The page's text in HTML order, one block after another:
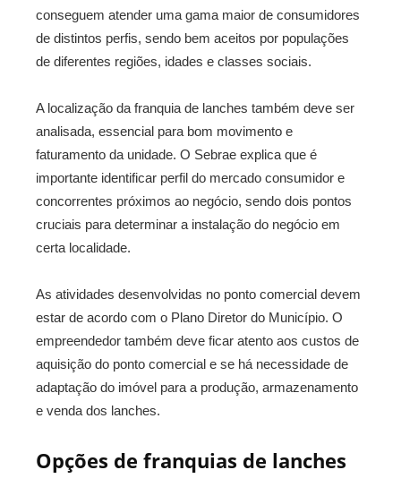
conseguem atender uma gama maior de consumidores
de distintos perfis, sendo bem aceitos por populações
de diferentes regiões, idades e classes sociais.
A localização da franquia de lanches também deve ser
analisada, essencial para bom movimento e
faturamento da unidade. O Sebrae explica que é
importante identificar perfil do mercado consumidor e
concorrentes próximos ao negócio, sendo dois pontos
cruciais para determinar a instalação do negócio em
certa localidade.
As atividades desenvolvidas no ponto comercial devem
estar de acordo com o Plano Diretor do Município. O
empreendedor também deve ficar atento aos custos de
aquisição do ponto comercial e se há necessidade de
adaptação do imóvel para a produção, armazenamento
e venda dos lanches.
Opções de franquias de lanches